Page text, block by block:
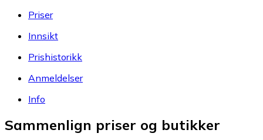
Priser
Innsikt
Prishistorikk
Anmeldelser
Info
Sammenlign priser og butikker